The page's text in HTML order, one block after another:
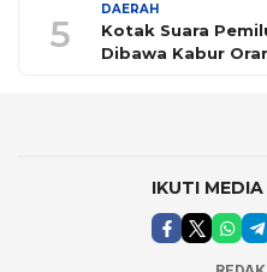
5
DAERAH
Kotak Suara
Dibawa Kabur
IKUTI